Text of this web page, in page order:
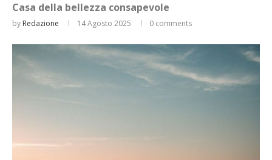
Casa della bellezza consapevole
by Redazione 14 Agosto 2025 0 comments